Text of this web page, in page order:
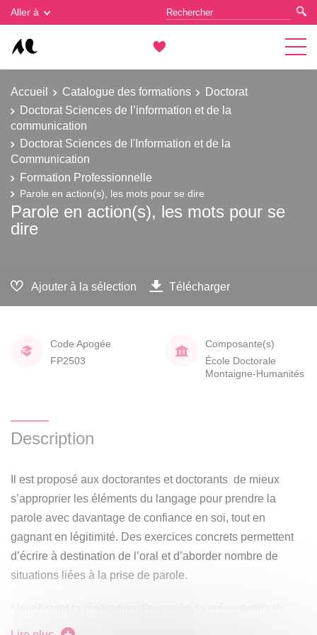
Aller à
Accueil Catalogue des formations
Doctorat
Doctorat Sciences de l’information et de la
communication
Doctorat Sciences de l'Information et de la
Communication
Formation Professionnelle
Parole en action(s), les mots pour se dire
Parole en action(s), les mots pour se
dire
Ajouter à la sélection Télécharger
Code Apogée
FP2503
Composante(s)
École Doctorale
Montaigne-Humanités
Description
Il est proposé aux doctorantes et doctorants de mieux
s’approprier les éléments du langage pour prendre la
parole avec davantage de confiance en soi, tout en
gagnant en légitimité. Des exercices concrets permettent
d’écrire à destination de l’oral et d’aborder nombre de
situations liées à la prise de parole.
travaux universitaires, les chercheuses et chercheurs n’ont
Gestion des cookies